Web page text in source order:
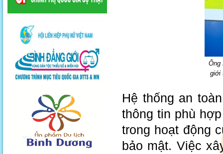
Ông
giới
Hệ thống an
thông tin phù
trong hoạt động
bảo mật. Việc